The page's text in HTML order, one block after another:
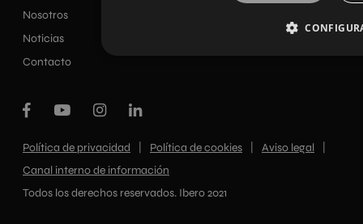
Nosotros
Noticias
Contacto
Todos los derechos reservados. Ibero 2021
Política de privacidad Política de cookies Aviso legal
Canal interno de información